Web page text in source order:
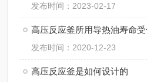
发布时间：2023-02-17
高压反应釜所用导热油寿命受
发布时间：2020-12-23
高压反应釜是如何设计的